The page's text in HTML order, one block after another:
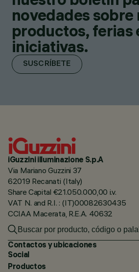
novedades sobre
productos, ferias
iniciativas.
SUSCRÍBETE
iGuzzini illuminazione S.p.A
Via Mariano Guzzini 37
62019 Recanati (Italy)
Share Capital €21.050.000,00 i.v.
VAT N. and R.I. : (IT)00082630435
CCIAA Macerata, R.E.A. 40632
Contactos y ubicaciones
Social
Productos